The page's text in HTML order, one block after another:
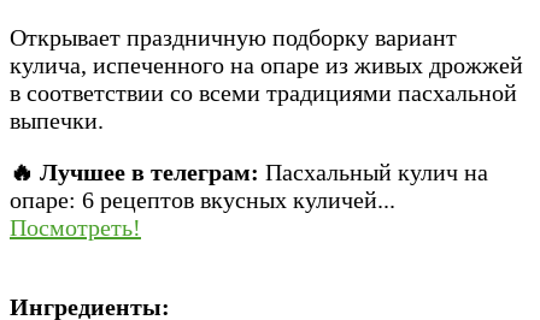
Открывает праздничную подборку вариант
кулича, испеченного на опаре из живых дрожжей
в соответствии со всеми традициями пасхальной
выпечки.
🔥 Лучшее в телеграм: Пасхальный кулич на
опаре: 6 рецептов вкусных куличей...
Посмотреть!
Ингредиенты: